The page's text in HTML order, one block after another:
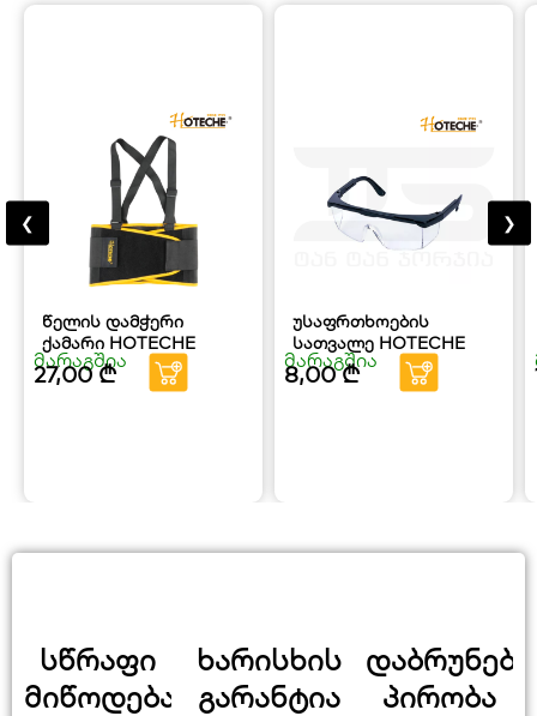
წელის დამჭერი
ქამარი HOTECHE
მარაგშია
27,00₾
უსაფრთხოების
სათვალე HOTECHE
მარაგშია
8,00₾
❮ ❯
სწრაფი
მიწოდება
ხარისხის
გარანტია
პირობა